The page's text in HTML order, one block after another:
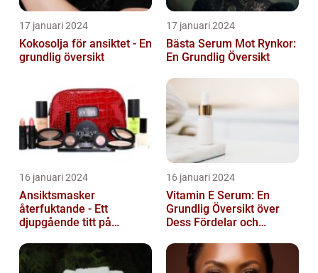
17 januari 2024
Kokosolja för ansiktet - En
grundlig översikt
17 januari 2024
Bästa Serum Mot Rynkor:
En Grundlig Översikt
16 januari 2024
Ansiktsmasker
återfuktande - Ett
djupgående titt på
fenomen
16 januari 2024
Vitamin E Serum: En
Grundlig Översikt över
Dess Fördelar och